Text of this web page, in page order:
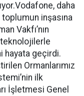
daha
inşasına
Vakfı’nın
teknolojilerle
hayata geçirdi.
Ormanlarımız
ilk
İşletmesi Genel